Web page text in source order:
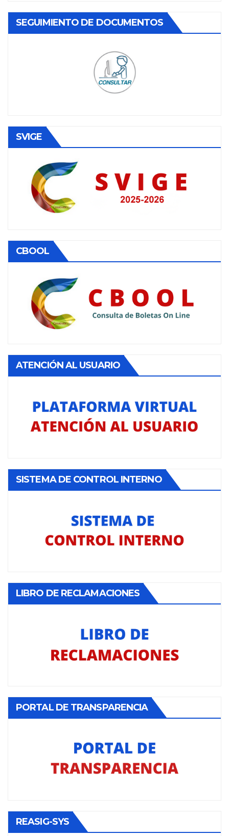
SEGUIMIENTO DE DOCUMENTOS
SVIGE
CBOOL
ATENCIÓN AL USUARIO
SISTEMA DE CONTROL INTERNO
LIBRO DE RECLAMACIONES
PORTAL DE TRANSPARENCIA
REASIG-SYS